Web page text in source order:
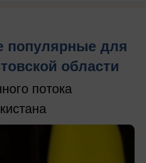
популярные для
области
потока